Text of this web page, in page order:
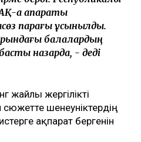
қа ақпараты
парағы ұсынылды.
балалардың
басты назарда, - деді
жайлы жергілікті
сюжетте шенеуніктердің
ақпарат бергенін